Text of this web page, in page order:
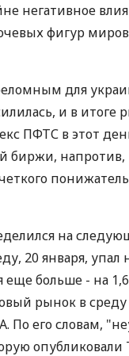
негативное
фигур
для
и в итоге
ПФТС в этот
биржи, напротив,
на
20 января, упал
больше - на
рынок в среду
По его словам,
опубликовали